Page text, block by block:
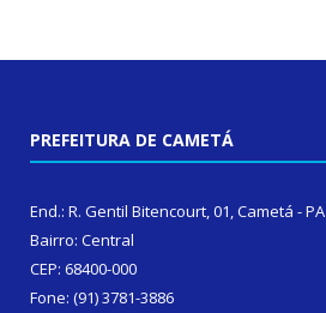
PREFEITURA DE CAMETÁ
End.: R. Gentil Bitencourt, 01, Cametá - PA
Bairro: Central
CEP: 68400-000
Fone: (91) 3781-3886